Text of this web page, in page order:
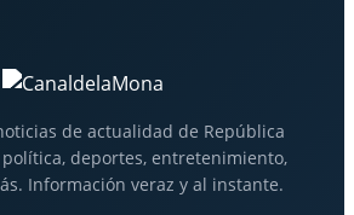
de actualidad de República
deportes, entretenimiento,
Información veraz y al instante.